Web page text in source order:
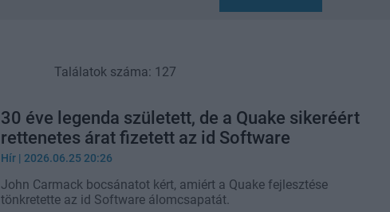
Találatok száma: 127
30 éve legenda született, de a Quake sikeréért
rettenetes árat fizetett az id Software
Hír | 2026.06.25 20:26
John Carmack bocsánatot kért, amiért a Quake fejlesztése
tönkretette az id Software álomcsapatát.